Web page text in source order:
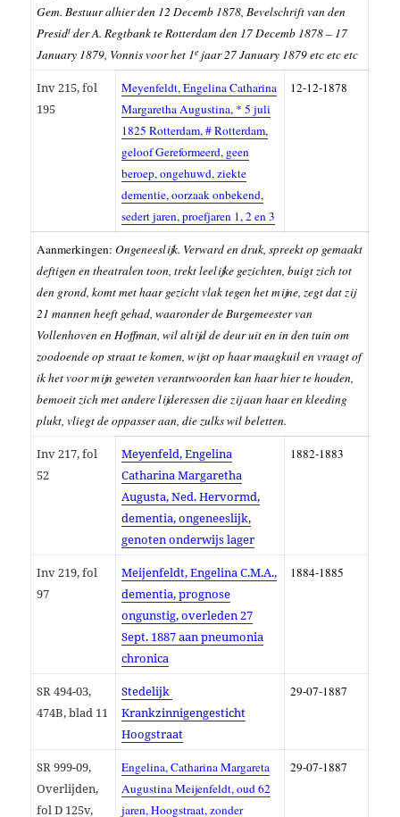
Gem. Bestuur alhier den 12 Decemb 1878, Bevelschrift van den
Presidt der A. Regtbank te Rotterdam den 17 Decemb 1878 – 17
January 1879, Vonnis voor het 1e jaar 27 January 1879 etc etc etc
Inv 215, fol
195
Meyenfeldt, Engelina Catharina
Margaretha Augustina, * 5 juli
1825 Rotterdam, # Rotterdam,
geloof Gereformeerd, geen
beroep, ongehuwd, ziekte
dementie, oorzaak onbekend,
sedert jaren, proefjaren 1, 2 en 3
12-12-1878
Aanmerkingen:Ongeneeslijk. Verward en druk, spreekt op gemaakt
deftigen en theatralen toon, trekt leelijke gezichten, buigt zich tot
den grond, komt met haar gezicht vlak tegen het mijne, zegt dat zij
21 mannen heeft gehad, waaronder de Burgemeester van
Vollenhoven en Hoffman, wil altijd de deur uit en in den tuin om
zoodoende op straat te komen, wijst op haar maagkuil en vraagt of
ik het voor mijn geweten verantwoorden kan haar hier te houden,
bemoeit zich met andere lijderessen die zij aan haar en kleeding
plukt, vliegt de oppasser aan, die zulks wil beletten.
Inv 217, fol
52
Meyenfeld, Engelina
Catharina Margaretha
Augusta, Ned. Hervormd,
dementia, ongeneeslijk,
genoten onderwijs lager
1882-1883
Inv 219, fol
97
Meijenfeldt, Engelina C.M.A.,
dementia, prognose
ongunstig, overleden 27
Sept. 1887 aan pneumonia
chronica
1884-1885
SR 494-03,
474B, blad 11
Stedelijk
Krankzinnigengesticht
Hoogstraat
29-07-1887
SR 999-09,
Overlijden,
fol D 125v,
Engelina, Catharina Margareta
Augustina Meijenfeldt, oud 62
jaren, Hoogstraat, zonder
29-07-1887